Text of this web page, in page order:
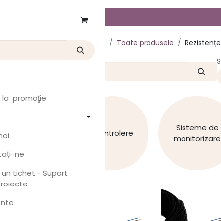
la promoţie
ne
un tichet - Suport
prețuri
Produse Toate produsele
Controlere
Sisteme de
monitorizare